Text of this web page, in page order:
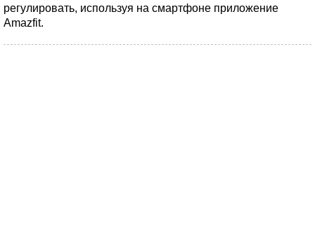
регулировать, используя на смартфоне приложение
Amazfit.